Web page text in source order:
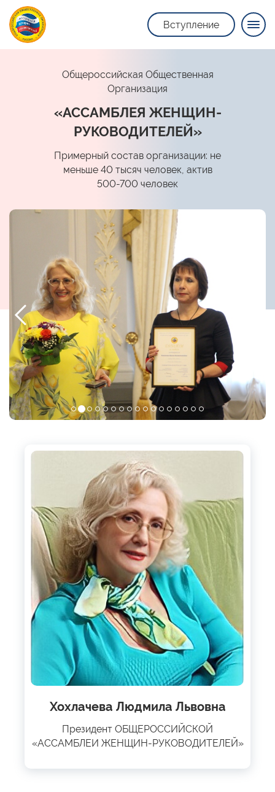
Вступление
Общероссийская Общественная
Организация
«АССАМБЛЕЯ ЖЕНЩИН-
РУКОВОДИТЕЛЕЙ»
Примерный состав организации: не
меньше 40 тысяч человек, актив
500-700 человек
Хохлачева Людмила Львовна
Президент ОБЩЕРОССИЙСКОЙ
«АССАМБЛЕИ ЖЕНЩИН-РУКОВОДИТЕЛЕЙ»